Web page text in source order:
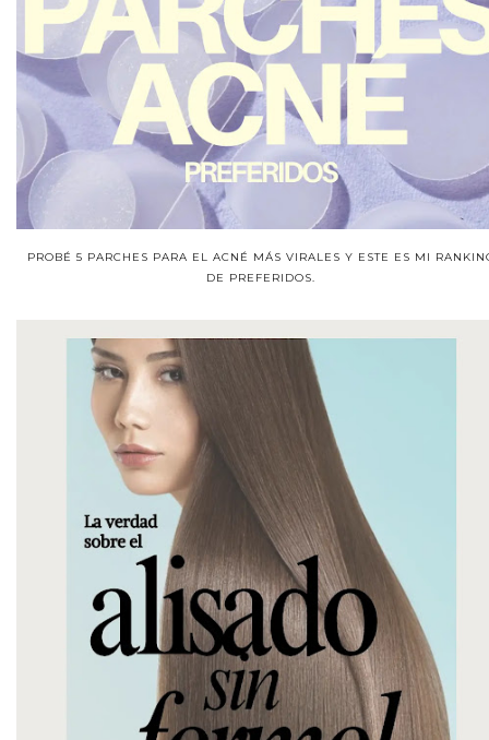
PROBÉ 5 PARCHES PARA EL ACNÉ MÁS VIRALES Y ESTE ES MI
DE PREFERIDOS.